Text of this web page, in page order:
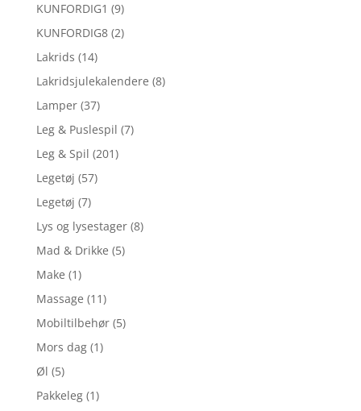
KUNFORDIG1 (9)
KUNFORDIG8 (2)
Lakrids (14)
Lakridsjulekalendere (8)
Lamper (37)
Leg & Puslespil (7)
Leg & Spil (201)
Legetøj (57)
Legetøj (7)
Lys og lysestager (8)
Mad & Drikke (5)
Make (1)
Massage (11)
Mobiltilbehør (5)
Mors dag (1)
Øl (5)
Pakkeleg (1)